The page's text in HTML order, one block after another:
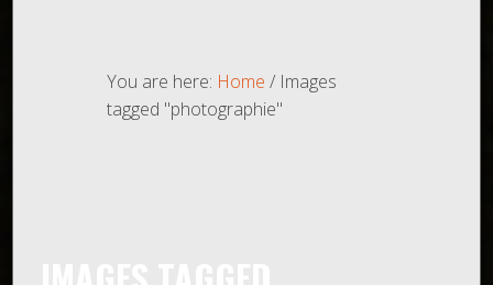
You are here: Home / Images
tagged "photographie"